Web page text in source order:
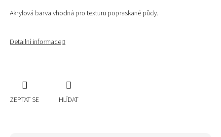
Akrylová barva vhodná pro texturu popraskané půdy.
Detailní informace
ZEPTAT SE HLÍDAT